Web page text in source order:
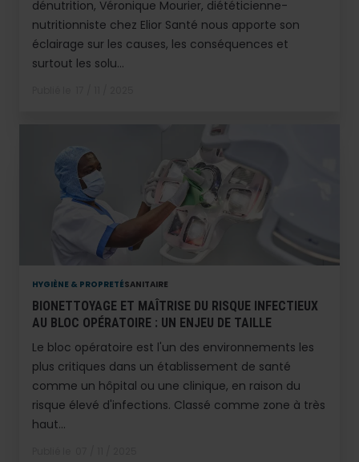
dénutrition, Véronique Mourier, diététicienne-
nutritionniste chez Elior Santé nous apporte son
éclairage sur les causes, les conséquences et
surtout les solu...
HYGIÈNE & PROPRETÉSANITAIRE
BIONETTOYAGE ET MAÎTRISE DU RISQUE INFECTIEUX
AU BLOC OPÉRATOIRE : UN ENJEU DE TAILLE
Le bloc opératoire est l'un des environnements les
plus critiques dans un établissement de santé
comme un hôpital ou une clinique, en raison du
risque élevé d'infections. Classé comme zone à très
haut...